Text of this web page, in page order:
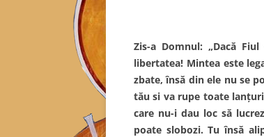
Zis-a Domnul: „Dacă
libertatea! Mintea este
zbate, însă din ele nu se
tău si va rupe toate
care nu-i dau loc să
poate slobozi. Tu însă